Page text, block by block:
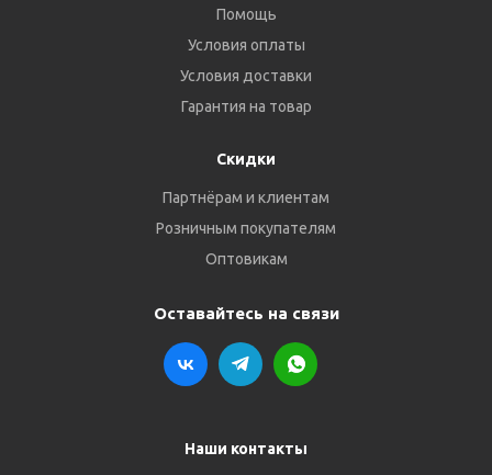
Помощь
Условия оплаты
Условия доставки
Гарантия на товар
Скидки
Партнёрам и клиентам
Розничным покупателям
Оптовикам
Оставайтесь на связи
Наши контакты